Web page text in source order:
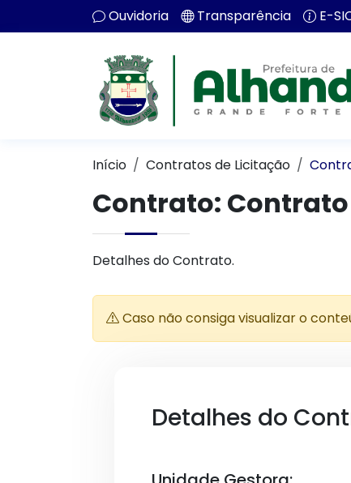
Ouvidoria Transparência E-
Início Contratos de Licitação
Contrato: Contrato
Detalhes do Contrato.
Caso não consiga visualizar o
Detalhes do